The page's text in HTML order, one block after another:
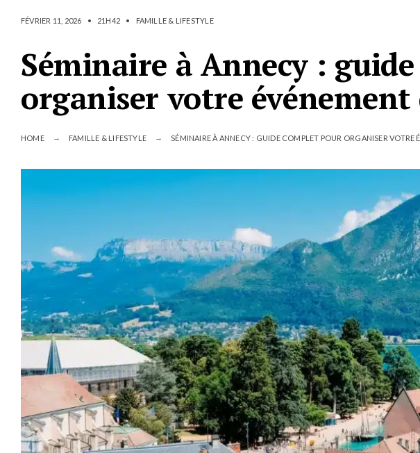
FÉVRIER 11, 2026 • 21H42 • FAMILLE & LIFESTYLE
Séminaire à Annecy :
organiser votre événement
HOME FAMILLE & LIFESTYLE SÉMINAIRE À ANNECY : GUIDE COMPLET POUR ORGANISER VOTRE